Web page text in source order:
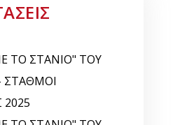
ΤΟ ΣΤΑΝΙΟ" ΤΟΥ
ΣΤΑΘΜΟΙ
2025